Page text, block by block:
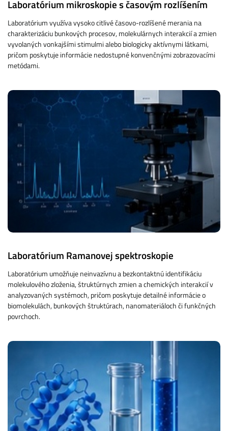
Laboratórium mikroskopie s časovým rozlíšením
Laboratórium využíva vysoko citlivé časovo-rozlíšené merania na
charakterizáciu bunkových procesov, molekulárnych interakcií a zmien
vyvolaných vonkajšími stimulmi alebo biologicky aktívnymi látkami,
pričom poskytuje informácie nedostupné konvenčnými zobrazovacími
metódami.
Laboratórium Ramanovej spektroskopie
Laboratórium umožňuje neinvazívnu a bezkontaktnú identifikáciu
molekulového zloženia, štruktúrnych zmien a chemických interakcií v
analyzovaných systémoch, pričom poskytuje detailné informácie o
biomolekulách, bunkových štruktúrach, nanomateriáloch či funkčných
povrchoch.